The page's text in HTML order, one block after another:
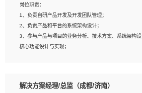
与实现，熟悉常用开源框架及设计模式；
4、熟悉Golang、连接池、消息队列等组件使用、熟悉
跟工具使用；
5、对技术有激情，喜欢钻研，能快速接受和掌握新技
强，良好的沟通表达能力和团队协作能力。
岗位职责：
1、负责自研产品开发及开发团队管理；
2、负责产品和平台的系统架构设计；
3、参与产品与项目的业务分析、技术方案、系统架构
核心功能设计与实现；
解决方案经理/总监（成都/济南）